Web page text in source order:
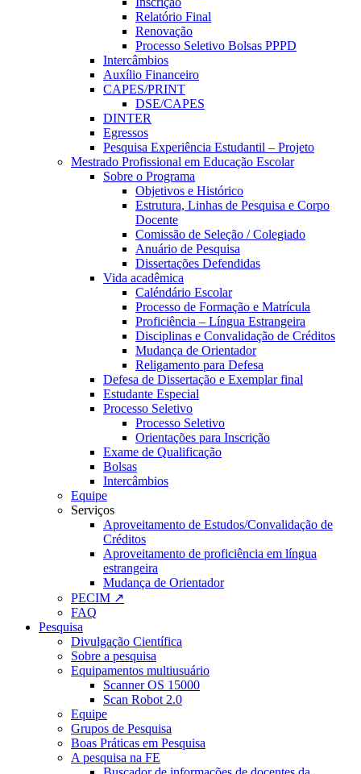
Relatório Final
Renovação
Processo Seletivo Bolsas PPPD
Intercâmbios
Auxílio Financeiro
CAPES/PRINT
DSE/CAPES
DINTER
Egressos
Pesquisa Experiência Estudantil – Projeto
Mestrado Profissional em Educação Escolar
Sobre o Programa
Objetivos e Histórico
Estrutura, Linhas de Pesquisa e Corpo
Docente
Comissão de Seleção / Colegiado
Anuário de Pesquisa
Dissertações Defendidas
Vida acadêmica
Caléndário Escolar
Processo de Formação e Matrícula
Proficiência – Língua Estrangeira
Disciplinas e Convalidação de Créditos
Mudança de Orientador
Religamento para Defesa
Defesa de Dissertação e Exemplar final
Estudante Especial
Processo Seletivo
Processo Seletivo
Orientações para Inscrição
Exame de Qualificação
Bolsas
Intercâmbios
Equipe
Serviços
Aproveitamento de Estudos/Convalidação de
Créditos
Aproveitamento de proficiência em língua
estrangeira
Mudança de Orientador
PECIM ↗
FAQ
Pesquisa
Divulgação Científica
Sobre a pesquisa
Equipamentos multiusuário
Scanner OS 15000
Scan Robot 2.0
Equipe
Grupos de Pesquisa
Boas Práticas em Pesquisa
A pesquisa na FE